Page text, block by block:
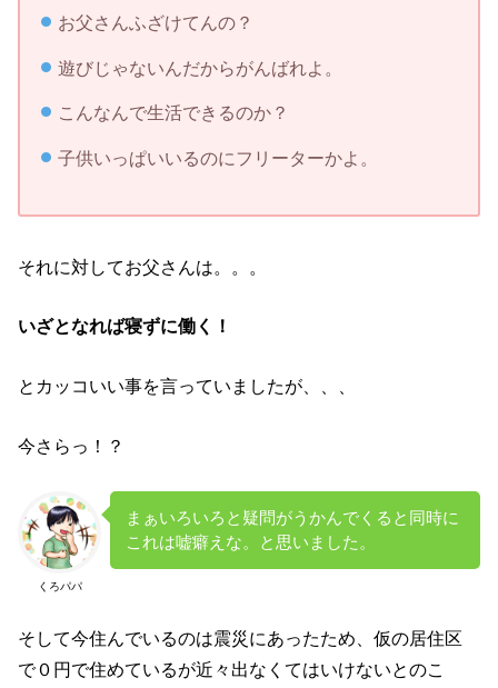
お父さんふざけてんの？
遊びじゃないんだからがんばれよ。
こんなんで生活できるのか？
子供いっぱいいるのにフリーターかよ。
それに対してお父さんは。。。
いざとなれば寝ずに働く！
とカッコいい事を言っていましたが、、、
今さらっ！？
くろパパ
まぁいろいろと疑問がうかんでくると同時に
これは嘘癖えな。と思いました。
そして今住んでいるのは震災にあったため、仮の居住区
で０円で住めているが近々出なくてはいけないとのこ